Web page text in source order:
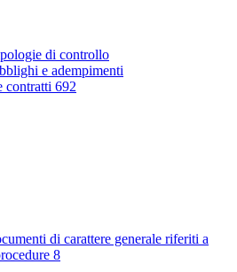
di controllo
e adempimenti
contratti 692
di carattere generale riferiti a
8